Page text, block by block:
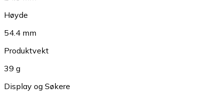
Høyde
54.4 mm
Produktvekt
39 g
Display og Søkere